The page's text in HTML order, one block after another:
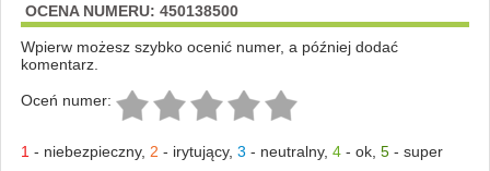
OCENA NUMERU: 450138500
Wpierw możesz szybko ocenić numer, a później dodać
komentarz.
Oceń numer:
1 - niebezpieczny, 2 - irytujący, 3 - neutralny, 4- ok, 5- super